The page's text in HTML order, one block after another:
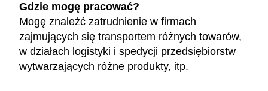
Gdzie mogę pracować?
Mogę znaleźć zatrudnienie w firmach
zajmujących się transportem różnych towarów,
w działach logistyki i spedycji przedsiębiorstw
wytwarzających różne produkty, itp.